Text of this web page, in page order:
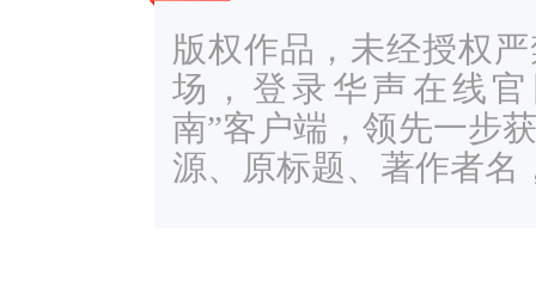
版权作品，未经授权
场，登录华声在线官
南”客户端，领先一步
源、原标题、著作者名